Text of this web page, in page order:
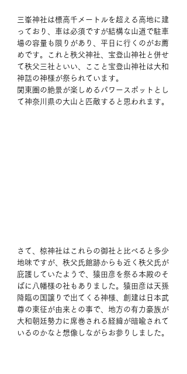
三峯神社は標高千メートルを超える高地に建
っており、車は必須ですが結構な山道で駐車
場の容量も限りがあり、平日に行くのがお薦
めです。これと秩父神社、宝登山神社と併せ
て秩父三社といい、ここと宝登山神社は大和
神話の神様が祭られています。
関東圏の絶景が楽しめるパワースポットとし
て神奈川県の大山と匹敵すると思われます。
さて、椋神社はこれらの御社と比べると多少
地味ですが、秩父氏館跡からも近く秩父氏が
庇護していたようで、猿田彦を祭る本殿のそ
ばに八幡様の社もありました。猿田彦は天孫
降臨の国譲りで出てくる神様、創建は日本武
尊の東征が由来との事で、地方の有力豪族が
大和朝廷勢力に席巻される経緯が暗喩されて
いるのかなと想像しながらお参りしました。